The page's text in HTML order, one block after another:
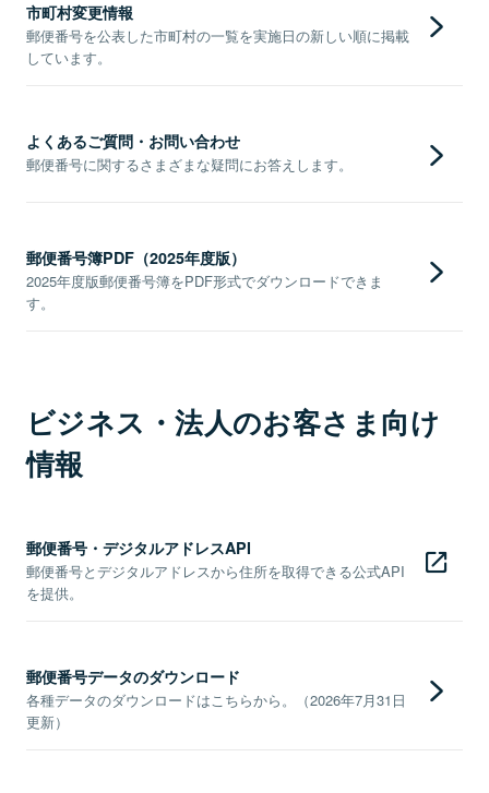
市町村変更情報
郵便番号を公表した市町村の一覧を実施日の新しい順に掲載
しています。
よくあるご質問・お問い合わせ
郵便番号に関するさまざまな疑問にお答えします。
郵便番号簿PDF（2025年度版）
2025年度版郵便番号簿をPDF形式でダウンロードできま
す。
ビジネス・法人のお客さま向け
情報
郵便番号・デジタルアドレスAPI
郵便番号とデジタルアドレスから住所を取得できる公式API
を提供。
郵便番号データのダウンロード
各種データのダウンロードはこちらから。（2026年7月31日
更新）